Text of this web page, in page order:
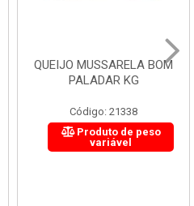
QUEIJO MUSSARELA BOM
PALADAR KG
Código: 21338
Produto de peso
variável